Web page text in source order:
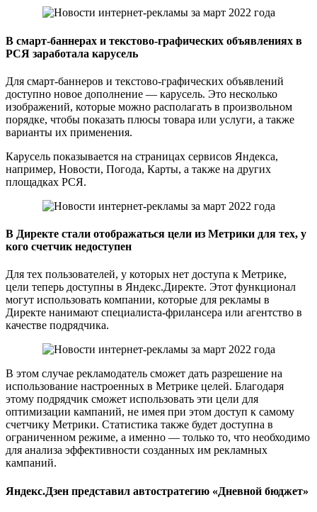
В смарт-баннерах и текстово-графических объявлениях в
РСЯ заработала карусель
Для смарт-баннеров и текстово-графических объявлений
доступно новое дополнение — карусель. Это несколько
изображений, которые можно располагать в произвольном
порядке, чтобы показать плюсы товара или услуги, а также
варианты их применения.
Карусель показывается на страницах сервисов Яндекса,
например, Новости, Погода, Карты, а также на других
площадках РСЯ.
В Директе стали отображаться цели из Метрики для тех, у
кого счетчик недоступен
Для тех пользователей, у которых нет доступа к Метрике,
цели теперь доступны в Яндекс.Директе. Этот функционал
могут использовать компании, которые для рекламы в
Директе нанимают специалиста-фрилансера или агентство в
качестве подрядчика.
В этом случае рекламодатель сможет дать разрешение на
использование настроенных в Метрике целей. Благодаря
этому подрядчик сможет использовать эти цели для
оптимизации кампаний, не имея при этом доступ к самому
счетчику Метрики. Статистика также будет доступна в
ограниченном режиме, а именно — только то, что необходимо
для анализа эффективности созданных им рекламных
кампаний.
Яндекс.Дзен представил автостратегию «Дневной бюджет»